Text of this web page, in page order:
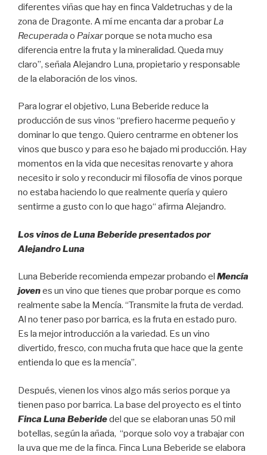
diferentes viñas que hay en finca Valdetruchas y de la
zona de Dragonte. A mí me encanta dar a probar La
Recuperadao Paixarporque se nota mucho esa
diferencia entre la fruta y la mineralidad. Queda muy
claro”, señala Alejandro Luna, propietario y responsable
de la elaboración de los vinos.
Para lograr el objetivo, Luna Beberide reduce la
producción de sus vinos “prefiero hacerme pequeño y
dominar lo que tengo. Quiero centrarme en obtener los
vinos que busco y para eso he bajado mi producción. Hay
momentos en la vida que necesitas renovarte y ahora
necesito ir solo y reconducir mi filosofía de vinos porque
no estaba haciendo lo que realmente quería y quiero
sentirme a gusto con lo que hago“ afirma Alejandro.
Los vinos de Luna Beberide presentados por
Alejandro Luna
Luna Beberide recomienda empezar probando el Mencía
jovenes un vino que tienes que probar porque es como
realmente sabe la Mencía. “Transmite la fruta de verdad.
Al no tener paso por barrica, es la fruta en estado puro.
Es la mejor introducción a la variedad. Es un vino
divertido, fresco, con mucha fruta que hace que la gente
entienda lo que es la mencía”.
Después, vienen los vinos algo más serios porque ya
tienen paso por barrica. La base del proyecto es el tinto
Finca Luna Beberidedel que se elaboran unas 50 mil
botellas, según la añada, “porque solo voy a trabajar con
la uva que me de la finca. Finca Luna Beberide se elabora